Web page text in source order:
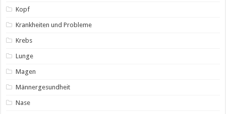
Kopf
Krankheiten und Probleme
Krebs
Lunge
Magen
Männergesundheit
Nase